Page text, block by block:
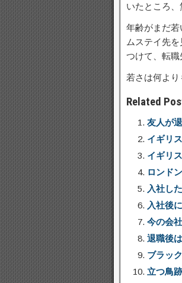
いたところ、
年齢がまだ
ムステイ先
つけて、転職
若さは何より
Related
友人が
イギリ
イギリ
ロンド
入社し
入社後
今の会
退職後
ブラッ
立つ鳥